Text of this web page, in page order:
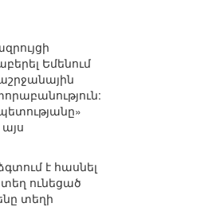
Եմենում
է հասնել
ունեցած
տեղի